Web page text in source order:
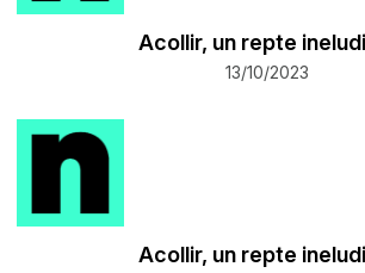
Acollir, un repte
13/10/2023
Acollir, un repte